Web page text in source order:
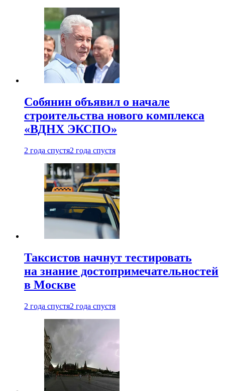
Собянин объявил о начале
строительства нового комплекса
«ВДНХ ЭКСПО»
2 года спустя2 года спустя
Таксистов начнут тестировать
на знание достопримечательностей
в Москве
2 года спустя2 года спустя